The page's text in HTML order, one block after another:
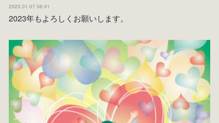
2023.01.07 06:41
2023年もよろしくお願いします。